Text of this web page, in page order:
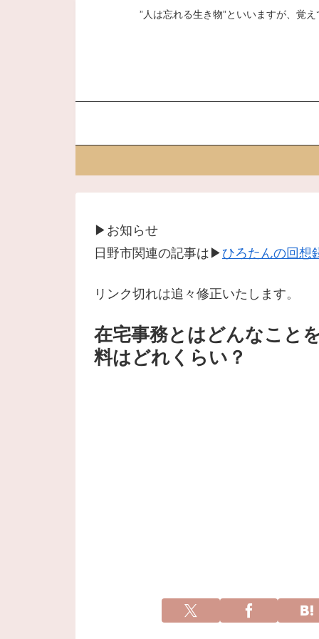
”人は忘れる生き物”といいますが、覚
▶お知らせ
日野市関連の記事は▶ひろたんの回想
リンク切れは追々修正いたします。
在宅事務とはどんなこと
料はどれくらい？